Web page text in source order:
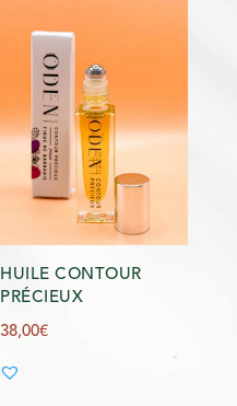
HUILE CONTOUR
PRÉCIEUX
38,00€